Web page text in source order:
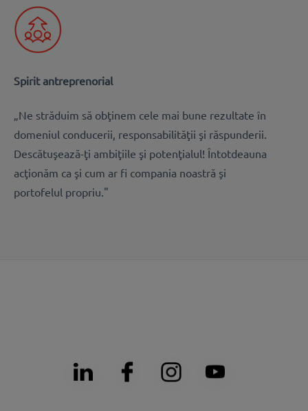
Spirit antreprenorial
„Ne străduim să obţinem cele mai bune rezultate în
domeniul conducerii, responsabilităţii şi răspunderii.
Descătuşează-ţi ambiţiile şi potenţialul! Întotdeauna
acţionăm ca şi cum ar fi compania noastră şi
portofelul propriu."